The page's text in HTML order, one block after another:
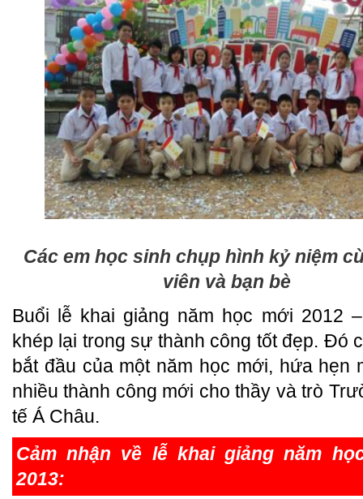
Các em học sinh chụp hình kỷ niệm
viên và bạn bè
Buổi lễ khai giảng năm học mới 2012
khép lại trong sự thành công tốt đẹp. Đó
bắt đầu của một năm học mới, hứa hẹn
nhiều thành công mới cho thầy và trò
tế Á Châu.
Cảm nhận về lễ khai giảng năm
2013: